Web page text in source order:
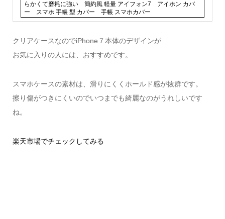
らかくて磨耗に強い 簡約風 軽量 アイフォン7 アイホン カバ
ー スマホ 手帳 型 カバー 手帳 スマホカバー
クリアケースなのでiPhone７本体のデザインが
お気に入りの人には、おすすめです。
スマホケースの素材は、滑りにくくホールド感が抜群です。
擦り傷がつきにくいのでいつまでも綺麗なのがうれしいです
ね。
楽天市場でチェックしてみる